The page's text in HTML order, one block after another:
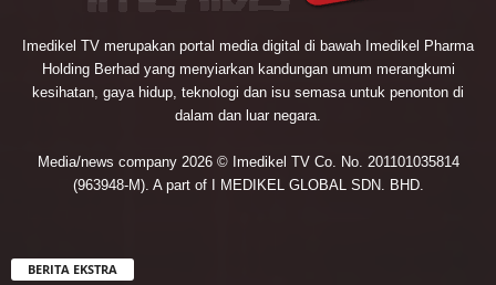
Imedikel TV merupakan portal media digital di bawah Imedikel Pharma
Holding Berhad yang menyiarkan kandungan umum merangkumi
kesihatan, gaya hidup, teknologi dan isu semasa untuk penonton di
dalam dan luar negara.
Media/news company 2026 © Imedikel TV Co. No. 201101035814
(963948-M). A part of I MEDIKEL GLOBAL SDN. BHD.
BERITA EKSTRA